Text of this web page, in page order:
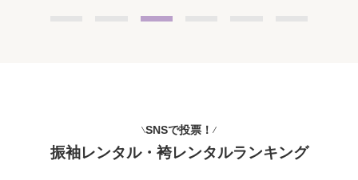
SNSで投票！
振袖レンタル・袴レンタルランキング